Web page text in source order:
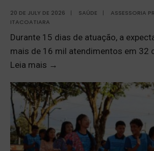
20 DE JULY DE 2026 | SAÚDE |
ASSESSORIA
ITACOATIARA
Durante 15 dias de atuação, a
mais de 16 mil atendimentos em 32
Leia mais →